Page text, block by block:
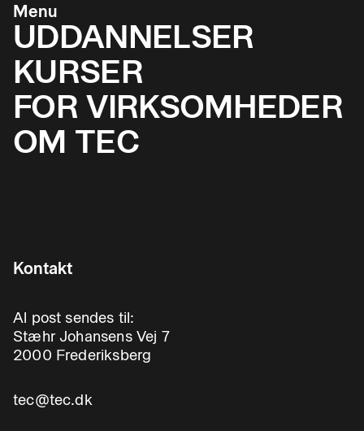
Menu
UDDANNELSER
KURSER
FOR VIRKSOMHEDER
OM TEC
Kontakt
Al post sendes til:
Stæhr Johansens Vej 7
2000 Frederiksberg
tec@tec.dk